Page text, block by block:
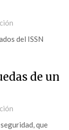
del ISSN
de un
que